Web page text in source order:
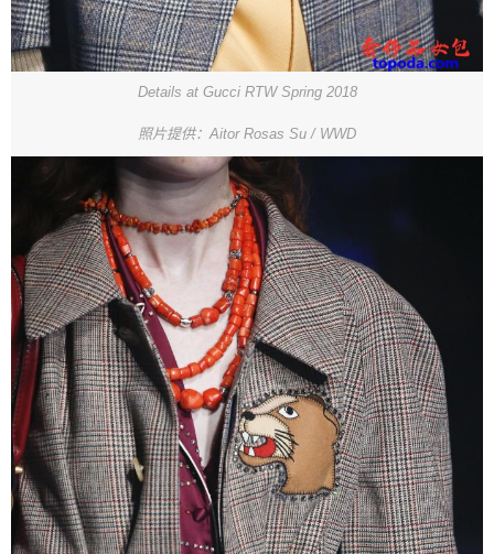
Details at Gucci RTW Spring 2018
照片提供：Aitor Rosas Su / WWD